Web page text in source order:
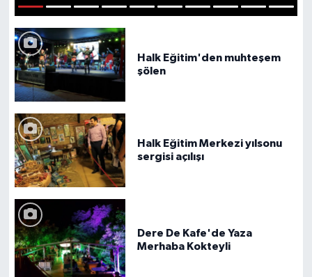
Halk Eğitim'den muhteşem
şölen
Halk Eğitim Merkezi yılsonu
sergisi açılışı
Dere De Kafe'de Yaza
Merhaba Kokteyli